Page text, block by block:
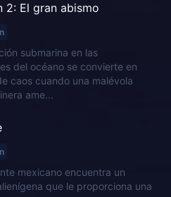
2: El gran abismo
submarina en las
del océano se convierte en
caos cuando una malévola
ame...
mexicano encuentra un
que le proporciona una